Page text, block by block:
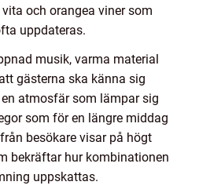
och orangea viner som
uppdateras.
musik, varma material
gästerna ska känna sig
atmosfär som lämpar sig
som för en längre middag
besökare visar på högt
bekräftar hur kombinationen
uppskattas.